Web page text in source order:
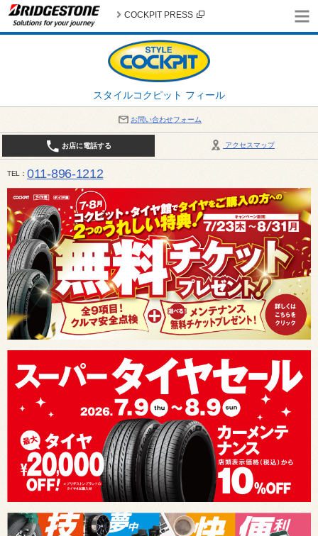
スタイルコクピット フィール
COCKPIT PRESS
お問い合わせフォーム
アクセスマップ
お店に電話する
TEL 011-896-1212
平日・日・祝日：作業受付10:00～17:30 、商談受付は10:00～18:00 まで 営業時間は10:00～
受け出来ない場合がございます。店舗までお問い合わせください。電話も込み合うことが予想さ
日：2026年8月の定休日 毎週 火曜日と水曜日 8月10日(月曜日) から 8月14日(金曜